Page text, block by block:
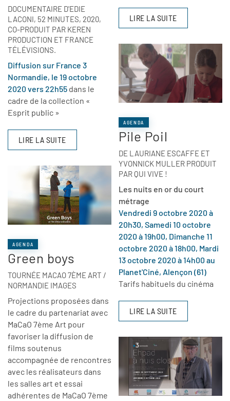
DOCUMENTAIRE D'EDIE
LACONI, 52 MINUTES, 2020,
CO-PRODUIT PAR KEREN
PRODUCTION ET FRANCE
TÉLÉVISIONS.
Diffusion sur France 3
Normandie, le 19 octobre
2020 vers 22h55 dans le
cadre de la collection «
Esprit public »
LIRE LA SUITE
AGENDA
Green boys
TOURNÉE MACAO 7ÈME ART /
NORMANDIE IMAGES
Projections proposées dans
le cadre du partenariat avec
MaCaO 7ème Art pour
favoriser la diffusion de
films soutenus
accompagnée de rencontres
avec les réalisateurs dans
les salles art et essai
adhérentes de MaCaO 7ème
LIRE LA SUITE
AGENDA
Pile Poil
DE LAURIANE ESCAFFE ET
YVONNICK MULLER PRODUIT
PAR QUI VIVE !
Les nuits en or du court
métrage
Vendredi 9 octobre 2020 à
20h30, Samedi 10 octobre
2020 à 19h00, Dimanche 11
octobre 2020 à 18h00, Mardi
13 octobre 2020 à 14h00 au
Planet'Ciné, Alençon (61)
Tarifs habituels du cinéma
LIRE LA SUITE